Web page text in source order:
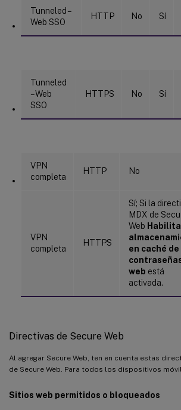
Tunneled –
Web SSO
HTTP No Sí
Tunneled
– Web
SSO
HTTPS No Sí
VPN
completa
HTTP No
VPN
completa
HTTPS
Sí; Si la
MDX de
Web
en caché de
web está
activada.
Directivas de Secure Web
Al agregar Secure Web, ten en cuenta estas
de Secure Web. Para todos los dispositivos
Sitios web permitidos o bloqueados